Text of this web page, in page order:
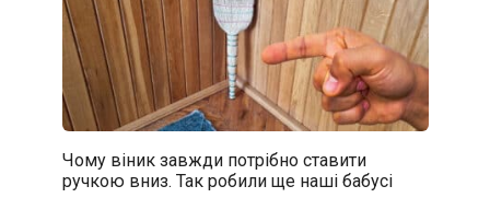
Чому віник завжди потрібно ставити
ручкою вниз. Так робили ще наші бабусі